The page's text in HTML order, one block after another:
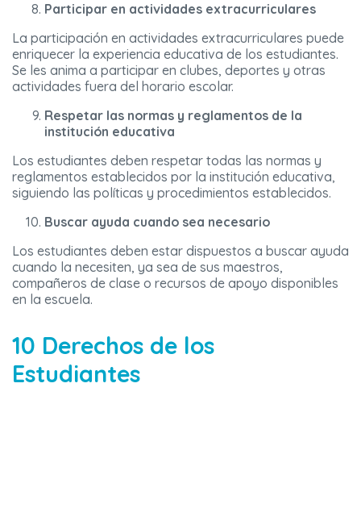
Participar en actividades extracurriculares
La participación en actividades extracurriculares puede
enriquecer la experiencia educativa de los estudiantes.
Se les anima a participar en clubes, deportes y otras
actividades fuera del horario escolar.
Respetar las normas y reglamentos de la
institución educativa
Los estudiantes deben respetar todas las normas y
reglamentos establecidos por la institución educativa,
siguiendo las políticas y procedimientos establecidos.
Buscar ayuda cuando sea necesario
Los estudiantes deben estar dispuestos a buscar ayuda
cuando la necesiten, ya sea de sus maestros,
compañeros de clase o recursos de apoyo disponibles
en la escuela.
10 Derechos de los
Estudiantes